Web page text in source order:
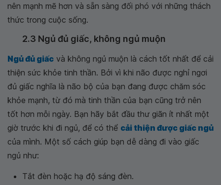
nên mạnh mẽ hơn và sẵn sàng đối phó với những thách
thức trong cuộc sống.
2.3 Ngủ đủ giấc, không ngủ muộn
Ngủ đủ giấc và không ngủ muộn là cách tốt nhất để cải
thiện sức khỏe tinh thần. Bởi vì khi não được nghỉ ngơi
đủ giấc nghĩa là não bộ của bạn đang được chăm sóc
khỏe mạnh, từ đó mà tinh thần của bạn cũng trở nên
tốt hơn mỗi ngày. Bạn hãy bắt đầu thư giãn ít nhất một
giờ trước khi đi ngủ, để có thể cải thiện được giấc ngủ
của mình. Một số cách giúp bạn dễ dàng đi vào giấc
ngủ như:
Tắt đèn hoặc hạ độ sáng đèn.